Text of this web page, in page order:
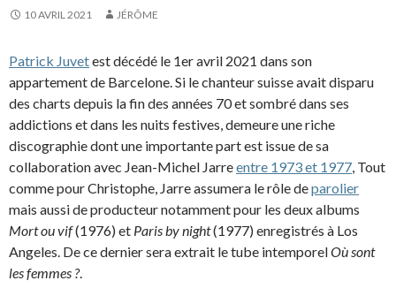
10 AVRIL 2021 JÉRÔME
Patrick Juvetest décédé le 1er avril 2021 dans son
appartement de Barcelone. Si le chanteur suisse avait disparu
des charts depuis la fin des années 70 et sombré dans ses
addictions et dans les nuits festives, demeure une riche
discographie dont une importante part est issue de sa
collaboration avec Jean-Michel Jarreentre 1973 et 1977, Tout
comme pour Christophe, Jarre assumera le rôle deparolier
mais aussi de producteur notamment pour les deux albums
Mort ou vif(1976) et Paris by night(1977) enregistrés à Los
Angeles. De ce dernier sera extrait le tube intemporelOù sont
les femmes ?.